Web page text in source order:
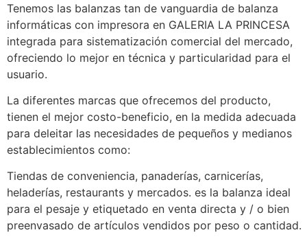
Tenemos las balanzas tan de vanguardia de balanza
informáticas con impresora en GALERIA LA PRINCESA
integrada para sistematización comercial del mercado,
ofreciendo lo mejor en técnica y particularidad para el
usuario.
La diferentes marcas que ofrecemos del producto,
tienen el mejor costo-beneficio, en la medida adecuada
para deleitar las necesidades de pequeños y medianos
establecimientos como:
Tiendas de conveniencia, panaderías, carnicerías,
heladerías, restaurants y mercados. es la balanza ideal
para el pesaje y etiquetado en venta directa y / o bien
preenvasado de artículos vendidos por peso o cantidad.